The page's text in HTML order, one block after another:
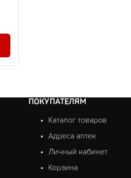
ПОКУПАТЕЛЯМ
Каталог товаров
Адреса аптек
Личный кабинет
Корзина